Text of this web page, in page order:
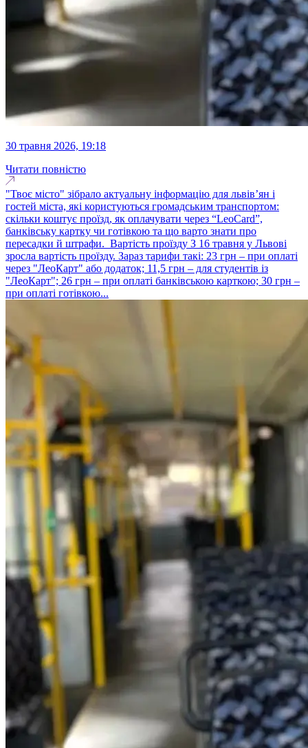
30 травня 2026, 19:18
Читати повністю
"Твоє місто" зібрало актуальну інформацію для львів’ян і
гостей міста, які користуються громадським транспортом:
скільки коштує проїзд, як оплачувати через “LeoCard”,
банківську картку чи готівкою та що варто знати про
пересадки й штрафи. Вартість проїзду З 16 травня у Львові
зросла вартість проїзду. Зараз тарифи такі: 23 грн – при оплаті
через "ЛеоКарт" або додаток; 11,5 грн – для студентів із
"ЛеоКарт"; 26 грн – при оплаті банківською карткою; 30 грн –
при оплаті готівкою...